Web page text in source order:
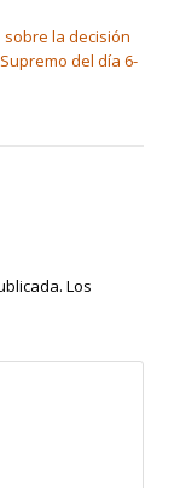
sobre la decisión
del día 6-
Los